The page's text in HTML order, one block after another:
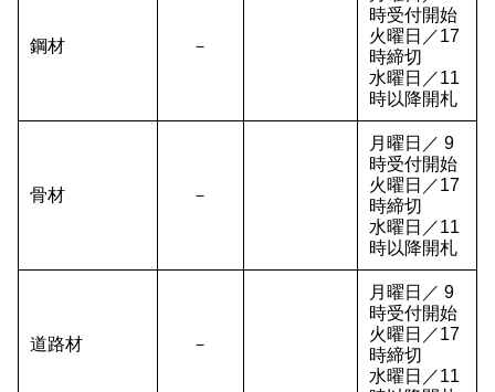
鋼材 －
時受付開始
火曜日／17
時締切
水曜日／11
時以降開札
骨材 －
月曜日／ 9
時受付開始
火曜日／17
時締切
水曜日／11
時以降開札
道路材 －
月曜日／ 9
時受付開始
火曜日／17
時締切
水曜日／11